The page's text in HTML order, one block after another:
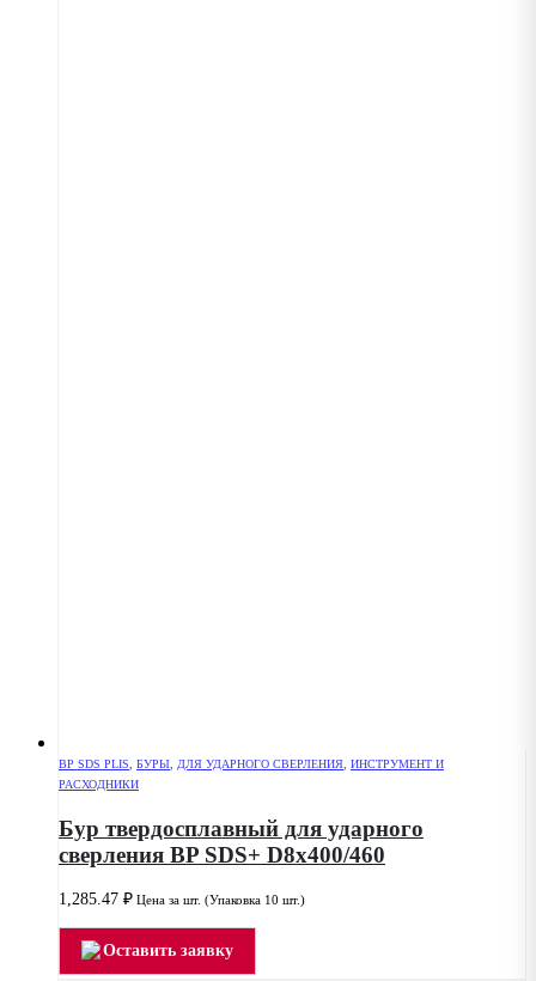
BP SDS PLIS БУРЫ ДЛЯ УДАРНОГО СВЕРЛЕНИЯ ИНСТРУМЕНТ И
РАСХОДНИКИ
Бур твердосплавный для ударного
сверления BP SDS+ D8x400/460
1,285.47 ₽ Цена за шт. (Упаковка 10 шт.)
Оставить заявку